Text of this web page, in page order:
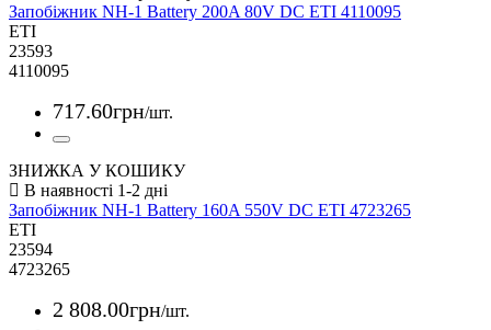
Запобіжник NH-1 Battery 200A 80V DC ETI 4110095
ETI
23593
4110095
717.60грн/шт.
ЗНИЖКА У КОШИКУ
Запобіжник NH-1 Battery 160A 550V DC ETI 4723265
ETI
23594
4723265
2 808.00грн/шт.